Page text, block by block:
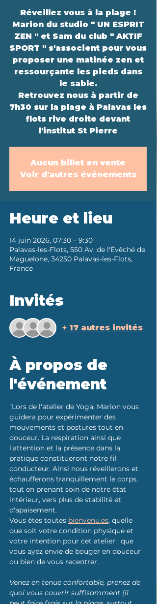
Réveillez vous à la plage !
Marion du studio " UN ESPRIT
ZEN " et Sam du club " AKTIF
SPORT " s'associent pour vous
proposer une matinée zen et
ressourçante les pieds dans
le sable.
Retrouvez nous à partir de
7h30 sur la plage à Palavas les
flots rive droite devant
l'institut St Pierre
Aucun billet en vente
Voir d'autres événements
Heure et lieu
14 juin 2026, 07:30 – 9:30
Palavas-les-Flots, 550 Av. de l'Évêché de
Maguelone, 34250 Palavas-les-Flots,
France
Invités
+ 17 autres invités
À propos de
l'événement
"Lors de l'atelier de Yoga, Marion vous
guidera pour expérimenter des
mouvements et postures tout en
douceur. La respiration ainsi que
l'attention et la présence dans la
pratique constitueront notre fil
conducteur. Ainsi nous réveillerons et
échaufferons tranquillement le corps,
tout en prenant soin de notre état
intérieur, vers plus de stabilité et
d'apaisement.
Vous êtes toutes bienvenu.es, quelle
que soit votre condition physique et
votre intention pour cet atelier ; que
vous ayez envie de bouger en douceur
ou bien de vous recentrer.
Venez en tenue confortable, prenez de
quoi vous couvrir suffisamment (il